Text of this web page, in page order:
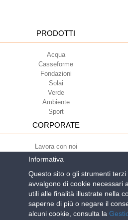
PRODOTTI
Acqua
Casseforme
Fondazioni
Solai
Verde
Ambiente
Sport
CORPORATE
Lavora con noi
Termini di utilizzo
Newsletter
Geoplast S.p.A.
| Via Martiri della
ITALY - Tel+39 049 9490289 -
Informativa
Questo sito o gli strumenti
avvalgono di cookie necessari
utili alle finalità illustrate nella
saperne di più o negare il
alcuni cookie, consulta la